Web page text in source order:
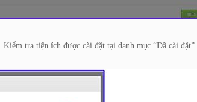
Kiểm tra tiện ích được cài đặt tại danh mục “Đã cài đặt”.